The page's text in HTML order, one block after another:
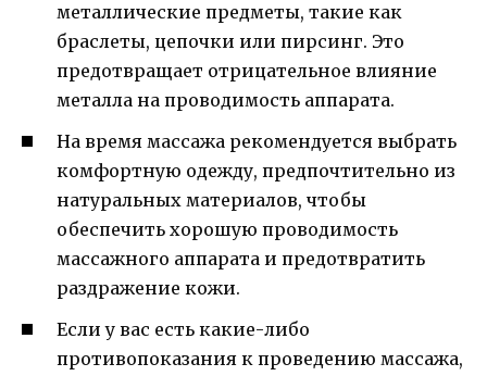
металлические предметы, такие как
браслеты, цепочки или пирсинг. Это
предотвращает отрицательное влияние
металла на проводимость аппарата.
На время массажа рекомендуется выбрать
комфортную одежду, предпочтительно из
натуральных материалов, чтобы
обеспечить хорошую проводимость
массажного аппарата и предотвратить
раздражение кожи.
Если у вас есть какие-либо
противопоказания к проведению массажа,